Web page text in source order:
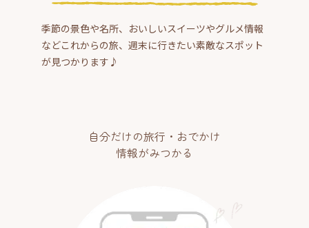
季節の景色や名所、おいしいスイーツやグルメ情報
などこれからの旅、週末に行きたい素敵なスポット
が見つかります♪
自分だけの旅行・おでかけ
情報がみつかる